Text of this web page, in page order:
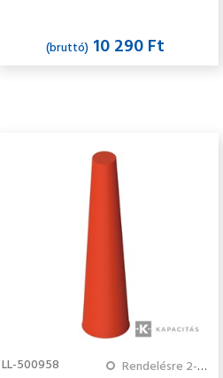
(bruttó) 10 290 Ft
LL-500958 Rendelésre 2-3 hét